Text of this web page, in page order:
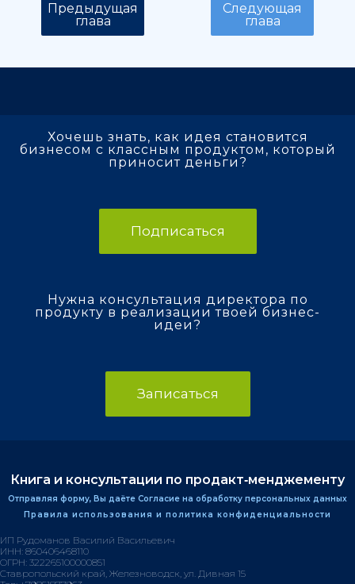
Предыдущая
глава
Следующая
глава
Хочешь знать, как идея становится
бизнесом с классным продуктом, который
приносит деньги?
Подписаться
Нужна консультация директора по
продукту в реализации твоей бизнес-
идеи?
Записаться
Книга и консультации по продакт‑менджементу
Отправляя форму, Вы даёте Согласие на обработку персональных данных
Правила использования и политика конфиденциальности
ИП Рудоманов Василий Васильевич
ИНН: 860406468110
ОГРН: 322265100000851
Ставропольский край, Железноводск, ул. Дивная 15